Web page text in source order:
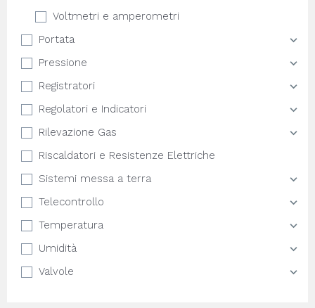
Voltmetri e amperometri
Portata
Pressione
Registratori
Regolatori e Indicatori
Rilevazione Gas
Riscaldatori e Resistenze Elettriche
Sistemi messa a terra
Telecontrollo
Temperatura
Umidità
Valvole